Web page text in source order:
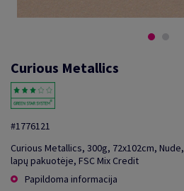
Curious Metallics
#1776121
Curious Metallics, 300g, 72x102cm,
lapų pakuotėje, FSC Mix Credit
Papildoma informacija